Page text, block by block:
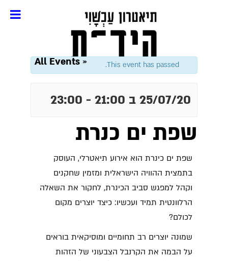
« All Events This event has passed.
25/07/20 ב 21:00 -
23:00
שפת ים כנרת
שפת ים כינרת הוא אירוע תיאטרלי, העוסק
בתמצית ההוויה הישראלית ומזמין שחקנים
וקהל למפגש סביב הכינרת, לחקור את השאלה
הרלוונטית תמיד ועכשיו: כיצד יוצרים מקום
לכולם?
שמונה יוצרים רב תחומיים ומוסיקאית בוראים
על הבמה את הקרנבל הצבעוני של הזהות